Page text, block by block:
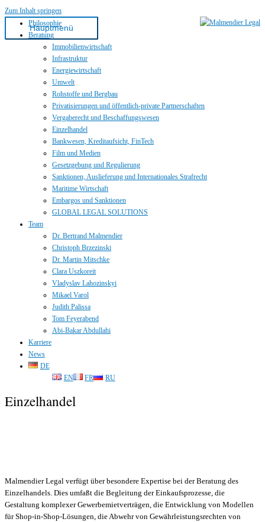
Zum Inhalt springen
Hauptmenü
Philosophie
Beratung
Immobilienwirtschaft
Infrastruktur
Energiewirtschaft
Umwelt
Rohstoffe und Bergbau
Privatisierungen und öffentlich-private Partnerschaften
Vergaberecht und Beschaffungswesen
Einzelhandel
Bankwesen, Kreditaufsicht, FinTech
Film und Medien
Gesetzgebung und Regulierung
Sanktionen, Auslieferung und Internationales Strafrecht
Maritime Wirtschaft
Embargos und Sanktionen
GLOBAL LEGAL SOLUTIONS
Team
Dr. Bertrand Malmendier
Christoph Brzezinski
Dr. Martin Mitschke
Clara Uszkoreit
Vladyslav Lahozinskyi
Mikael Varol
Judith Palissa
Tom Feyerabend
Abi-Bakar Abdullahi
Karriere
News
DE
EN
FR
RU
Einzelhandel
Malmendier Legal verfügt über besondere Expertise bei der Beratung des
Einzelhandels. Dies umfaßt die Begleitung der Einkaufsprozesse, die
Gestaltung komplexer Gewerbemietverträgen, die Entwicklung von Modellen
für Shop-in-Shop-Lösungen, die Abwehr von Gewährleistungsrechten von